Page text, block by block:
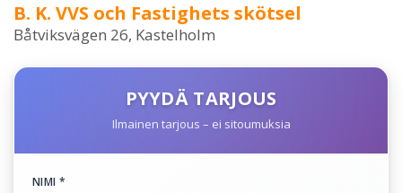
B. K. VVS och Fastighets skötsel
Båtviksvägen 26, Kastelholm
PYYDÄ TARJOUS
Ilmainen tarjous – ei sitoumuksia
NIMI *